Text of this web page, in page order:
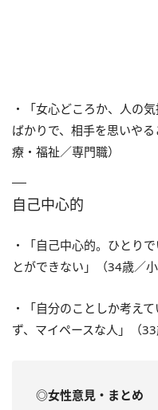
・「女心どころか、人の
ばかりで、相手を思いや
療・福祉／専門職）
自己中心的
・「自己中心的。ひとり
とができない」（34歳／
・「自分のことしか考え
ず、マイペースな人」（
◎女性意見・まとめ